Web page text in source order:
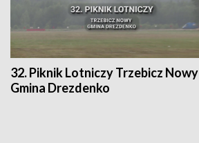
32. Piknik Lotniczy Trzebicz Nowy
Gmina Drezdenko